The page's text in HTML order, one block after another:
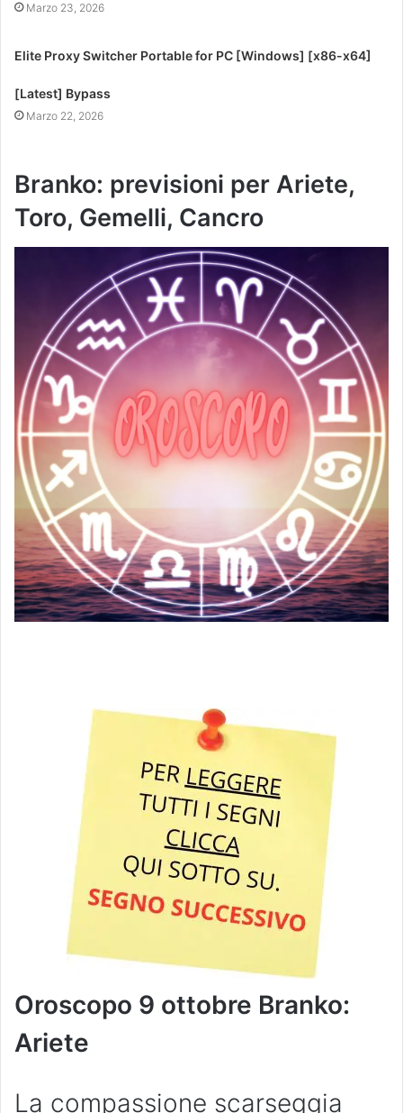
Marzo 23, 2026
Elite Proxy Switcher Portable for PC [Windows] [x86-x64]
[Latest] Bypass
Marzo 22, 2026
Branko: previsioni per Ariete,
Toro, Gemelli, Cancro
Oroscopo 9 ottobre Branko:
Ariete
La compassione scarseggia